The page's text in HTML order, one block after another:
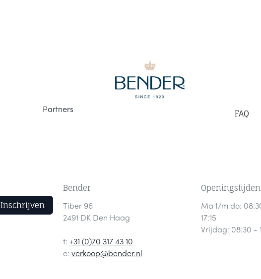
Inschrijven
Bender
Tiber 96
2491 DK Den Haag
t: +31 (0)70 317 43 10
e: verkoop@bender.nl
Openingstijden
Ma t/m do:
17:15
Vrijdag: 08:30 -
Partners FAQ